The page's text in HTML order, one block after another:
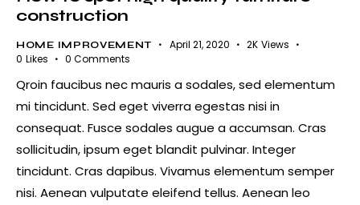
construction
HOME IMPROVEMENT April 21, 2020 2K Views
0 Likes 0 Comments
Qroin faucibus nec mauris a sodales, sed elementum
mi tincidunt. Sed eget viverra egestas nisi in
consequat. Fusce sodales augue a accumsan. Cras
sollicitudin, ipsum eget blandit pulvinar. Integer
tincidunt. Cras dapibus. Vivamus elementum semper
nisi. Aenean vulputate eleifend tellus. Aenean leo